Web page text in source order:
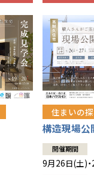
住まいの
構造現場公
開催期間
9月26日(土)